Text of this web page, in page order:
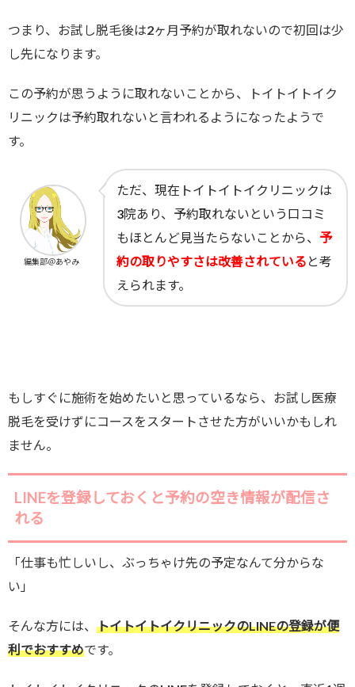
つまり、お試し脱毛後は2ヶ月予約が取れないので初回は少
し先になります。
この予約が思うように取れないことから、トイトイトイク
リニックは予約取れないと言われるようになったようで
す。
ただ、現在トイトイトイクリニックは
3院あり、予約取れないという口コミ
もほとんど見当たらないことから、 予
約の取りやすさは改善されている と考
えられます。
編集部＠あやみ
もしすぐに施術を始めたいと思っているなら、お試し医療
脱毛を受けずにコースをスタートさせた方がいいかもしれ
ません。
LINEを登録しておくと予約の空き情報が配信さ
れる
「仕事も忙しいし、ぶっちゃけ先の予定なんて分からな
い」
そんな方には、 トイトイトイクリニックのLINEの登録が便
利でおすすめです。